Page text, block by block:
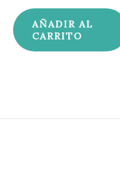
AÑADIR AL
CARRITO